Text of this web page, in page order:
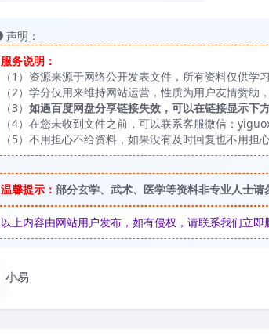
声明：
服务说明：
（1）资源来源于网络公开发表文件，所有资料仅供学
（2）学分仅用来维持网站运营，性质为用户友情赞助
（3） 如遇百度网盘分享链接失效，可以在链接显示下
（4）在您未收到文件之前，可以联系客服微信：
（5）不用担心不给资料，如果没有及时回复也不用担
温馨提示： 部分玄学、武术、医学等资料非专业人士请
以上内容由网站用户发布，如有侵权，请联系我们立
小易